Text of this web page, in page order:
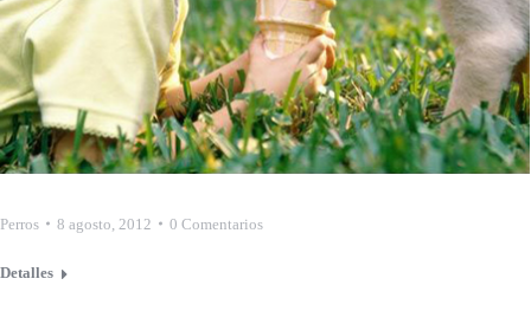
Perros 8 agosto, 2012 0 Comentarios
Detalles